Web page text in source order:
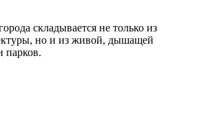
складывается не только из
но и из живой, дышащей
парков.